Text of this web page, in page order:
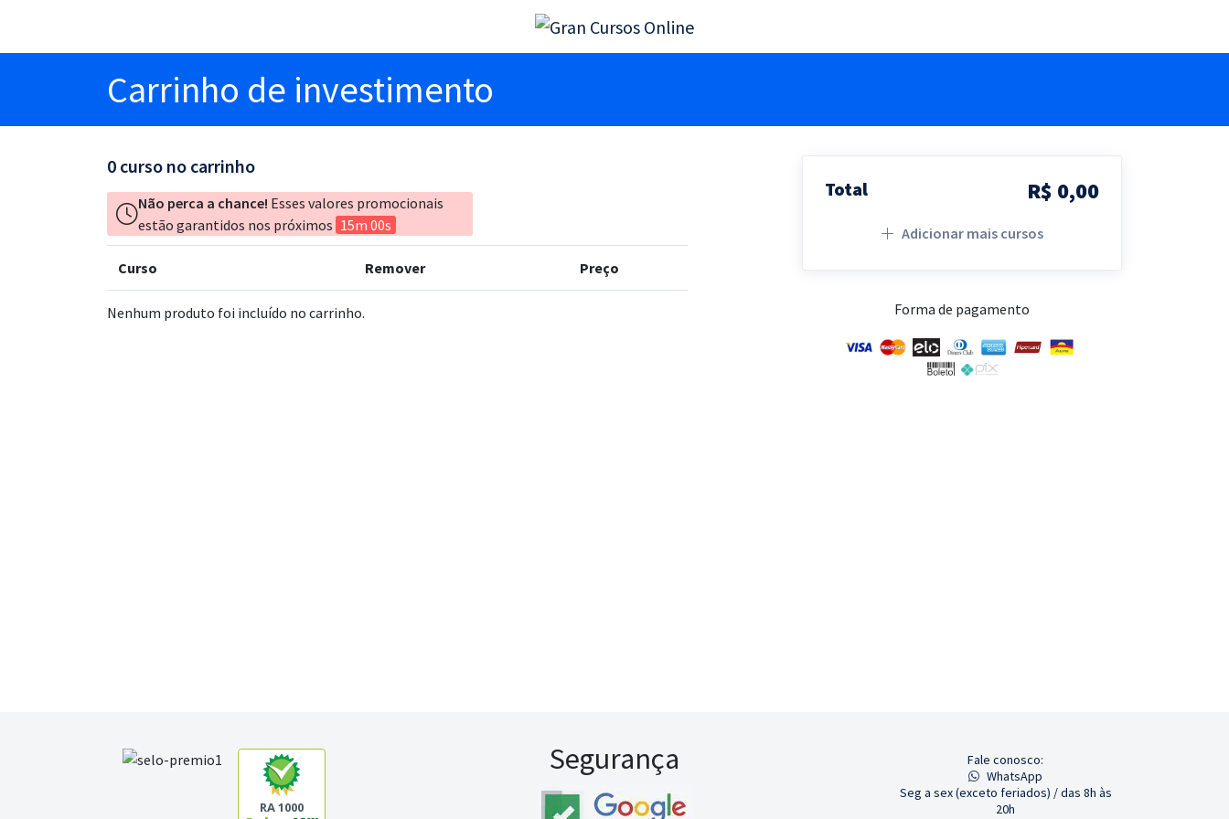
Carrinho de investimento
0 curso no carrinho
Não perca a chance! Esses valores promocionais
estão garantidos nos próximos 15m 00s
Curso Remover Preço
Nenhum produto foi incluído no carrinho.
Total R$ 0,00
Adicionar mais cursos
Forma de pagamento
RA 1000
Segurança
Fale conosco:
WhatsApp
Seg a sex (exceto feriados) / das 8h às
20h